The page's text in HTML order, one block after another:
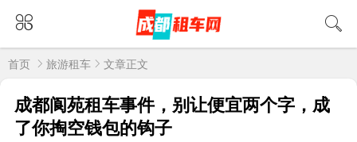
首页 旅游租车 文章正文
成都阆苑租车事件，别让便宜两个字，成
了你掏空钱包的钩子